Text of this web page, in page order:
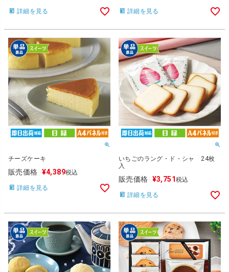
詳細を見る 詳細を見る
チーズケーキ
販売価格 ¥4,389税込
詳細を見る
いちごのラング・ド・シャ 24枚
入
販売価格 ¥3,751税込
詳細を見る